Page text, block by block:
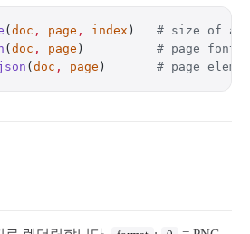
( doc , page , index ) # size of a
( doc , page ) # page fonts
( doc , page ) # page